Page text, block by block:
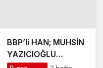
BBP’li HAN; MUHSİN
YAZICIOĞLU
DAVASINDA ADALET